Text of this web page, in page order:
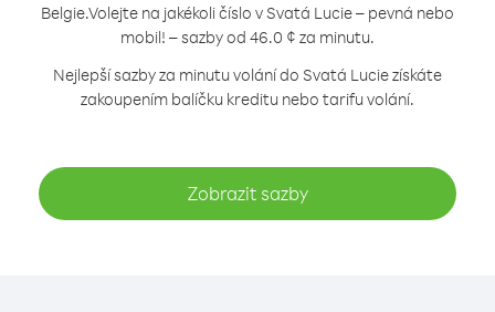
Belgie.Volejte na jakékoli číslo v Svatá Lucie – pevná nebo
mobil! – sazby od 46.0 ¢ za minutu.
Nejlepší sazby za minutu volání do Svatá Lucie získáte
zakoupením balíčku kreditu nebo tarifu volání.
Zobrazit sazby